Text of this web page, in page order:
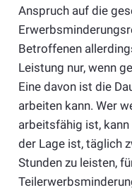
Anspruch auf die
Betroffenen
Leistung nur, wenn
Eine davon ist die
arbeiten kann. Wer
arbeitsfähig ist, kann
der Lage ist, täglich
Stunden zu leisten,